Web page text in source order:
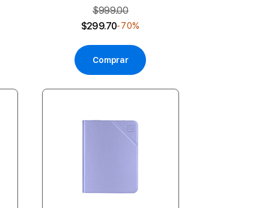
$999.00
$299.70-70%
Comprar